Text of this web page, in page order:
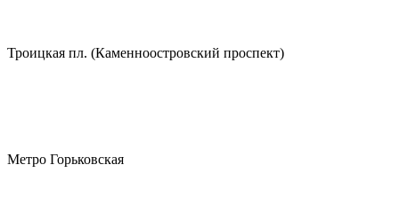
Троицкая пл. (Каменноостровский проспект)
Метро Горьковская